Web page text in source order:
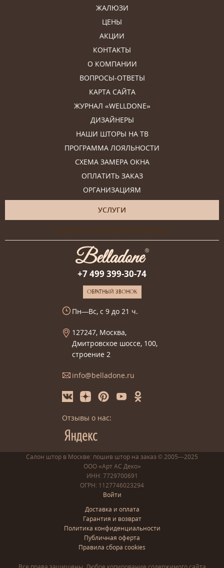
ЖАЛЮЗИ
ЦЕНЫ
АКЦИИ
КОНТАКТЫ
О КОМПАНИИ
ВОПРОСЫ-ОТВЕТЫ
КАРТА САЙТА
ЖУРНАЛ «WELLDONE»
ДИЗАЙНЕРЫ
НАШИ ШТОРЫ НА ТВ
ПРОГРАММА ЛОЯЛЬНОСТИ
СХЕМА ЗАМЕРА ОКНА
ОПЛАТИТЬ ЗАКАЗ
ОРГАНИЗАЦИЯМ
УСЛУГИ
Онлайн-консультация дизайнера
+7 499 399-30-74
ОБРАТНЫЙ ЗВОНОК
Пн—Вс, с 9 до 21 ч.
127247, Москва,
Дмитровское шоссе, 100,
строение 2
info@belladone.ru
Отзывы о нас:
Салон штор в Москве: пошив штор на заказ © 2005—2025
ООО «Арт АС Деко»
ИНН: 7729700691
ОГРН: 1127746023294
Войти
Доставка и оплата
Гарантия и возврат
Политика конфиденциальности
Публичная оферта
Правила сбора cookies